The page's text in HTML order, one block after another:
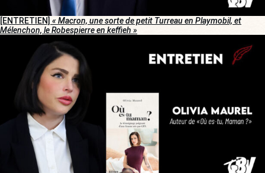
[ENTRETIEN] « Macron, une sorte de petit Turreau en Playmobil, et
Mélenchon, le Robespierre en keffieh »